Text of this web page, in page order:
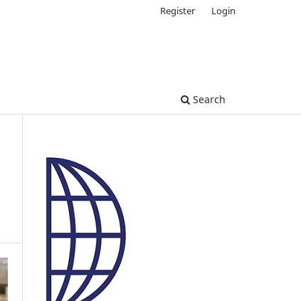
Search
Register Login